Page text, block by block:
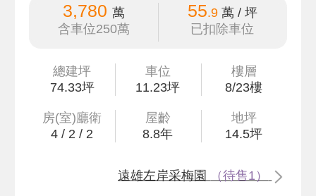
3,780 萬
含車位250萬
55.9萬 / 坪
已扣除車位
總建坪
74.33坪
車位
11.23坪
樓層
8/23樓
房(室)廳衛
4 / 2 / 2
屋齡
8.8年
地坪
14.5坪
遠雄左岸采梅園 （待售1）